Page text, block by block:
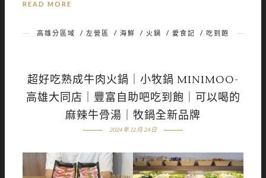
READ MORE
高雄分區域 / 左營區 / 海鮮 / 火鍋 / 愛食記 / 吃到飽
超好吃熟成牛肉火鍋｜小牧鍋 MINIMOO-
高雄大同店｜豐富自助吧吃到飽｜可以喝的
麻辣牛骨湯｜牧鍋全新品牌
2024 年 12 月 24 日